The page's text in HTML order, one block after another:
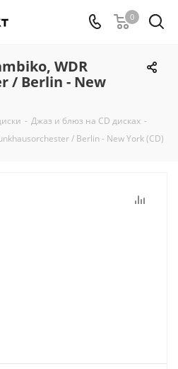
0
WDR
/ Berlin - New
- Джаз и блюз на CD дисках -
/ Berlin - New York (CD)